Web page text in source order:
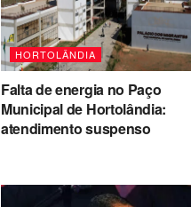
HORTOLÂNDIA
Falta de energia no Paço
Municipal de Hortolândia:
atendimento suspenso